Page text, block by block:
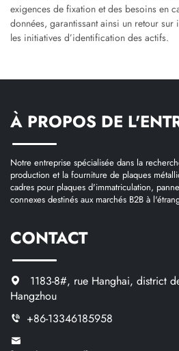
exigences de fixation et des besoins en
données, garantissant ainsi un retour sur
les initiatives d’identification des actifs.
À PROPOS DE
Notre entreprise spécialisée dans la
production et la fourniture de plaques
cadres pour plaques d'immatriculation,
connexes destinés aux marchés B2B à
CONTACT
1183-8#, rue Hanghai, district
Hangzhou
+86-13346185958